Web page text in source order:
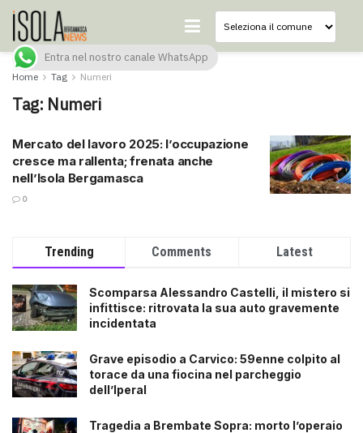
Home Tag Numeri
Tag: Numeri
Mercato del lavoro 2025: l’occupazione
cresce ma rallenta; frenata anche
nell’Isola Bergamasca
0
Trending Comments Latest
Scomparsa Alessandro Castelli, il mistero si
infittisce: ritrovata la sua auto gravemente
incidentata
Grave episodio a Carvico: 59enne colpito al
torace da una fiocina nel parcheggio
dell’Iperal
Tragedia a Brembate Sopra: morto l’operaio
Entra nel nostro canale WhatsApp